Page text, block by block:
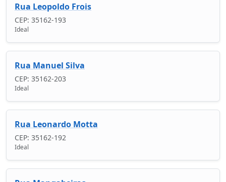
Rua Leopoldo Frois
CEP: 35162-193
Ideal
Rua Manuel Silva
CEP: 35162-203
Ideal
Rua Leonardo Motta
CEP: 35162-192
Ideal